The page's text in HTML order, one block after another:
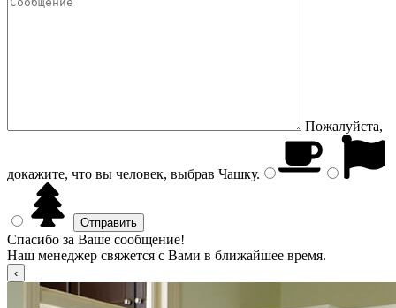
Пожалуйста,
докажите, что вы человек, выбрав Чашку.
Спасибо за Ваше сообщение!
Наш менеджер свяжется с Вами в ближайшее время.